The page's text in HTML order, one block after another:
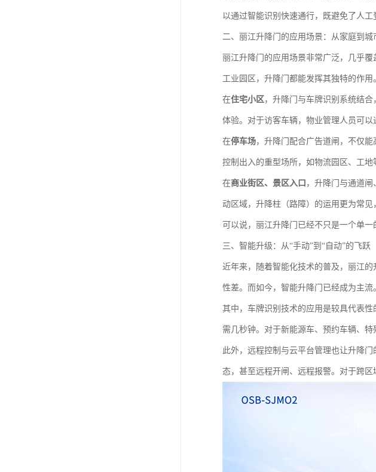
以通过智能识别快速通行，既避免了人
二、丽江升降门的应用场景：从家庭到城
丽江升降门的应用场景非常广泛，几乎
工业园区，升降门都能发挥其独特的作用
在住宅小区，升降门与车牌识别系统结
体验。对于访客车辆，物业管理人员可
在停车场，升降门配合广告道闸，不仅
控制出入的重型场所，如物流园区、工
在商业街区、景区入口 ，升降门与通道
动区域，升降柱（路障）的运用更为常见
可以说，丽江升降门已经不只是一个单
三、智能升级：从“手动”到“自动”的飞跃
近年来，随着智能化技术的普及，丽江
性差。而如今，智能升降门已经成为主流
其中，车牌识别技术的应用是较具代表
需几秒钟。对于新能源车、预约车辆、特
此外，远程控制与云平台管理也让升降
态，甚至远程开闸、远程报警。对于跨